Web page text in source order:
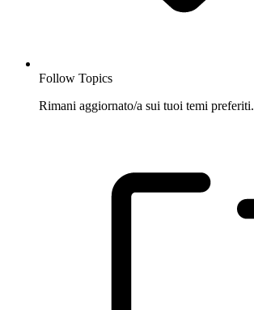
Follow Topics
Rimani aggiornato/a sui tuoi temi preferiti.